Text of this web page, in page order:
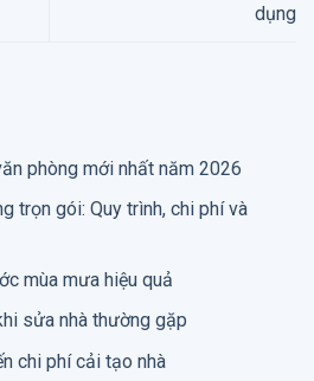
dụng
phòng mới nhất năm 2026
trọn gói: Quy trình, chi phí và
mùa mưa hiệu quả
sửa nhà thường gặp
chi phí cải tạo nhà